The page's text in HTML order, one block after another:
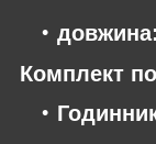
Комплект